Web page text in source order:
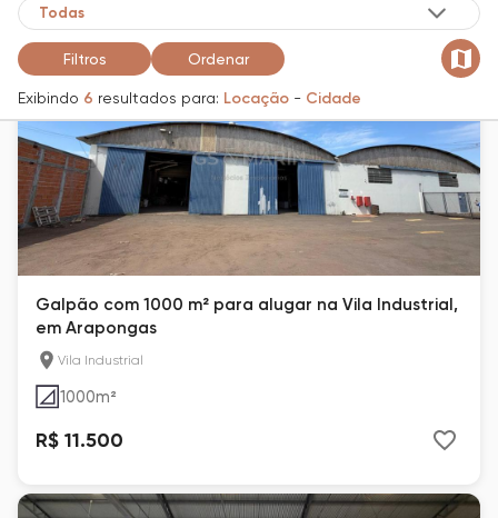
Filtros Ordenar
Exibindo 6 resultados para: Locação - Cidade
Galpão com 1000 m² para alugar na Vila Industrial,
em Arapongas
Vila Industrial
1000m²
R$ 11.500